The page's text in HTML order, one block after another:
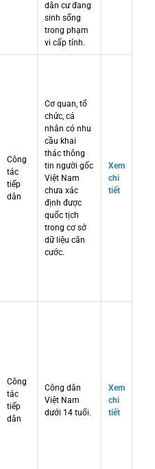
dân cư đang
sinh sống
trong phạm
vi cấp tỉnh.
Công
tác
tiếp
dân
Cơ quan, tổ
chức, cá
nhân có nhu
cầu khai
thác thông
tin người gốc
Việt Nam
chưa xác
định được
quốc tịch
trong cơ sở
dữ liệu căn
cước.
Xem
chi
tiết
Công
tác
tiếp
dân
Công dân
Việt Nam
dưới 14 tuổi.
Xem
chi
tiết